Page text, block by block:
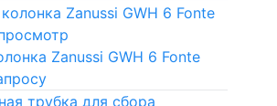
Zanussi GWH 6 Fonte